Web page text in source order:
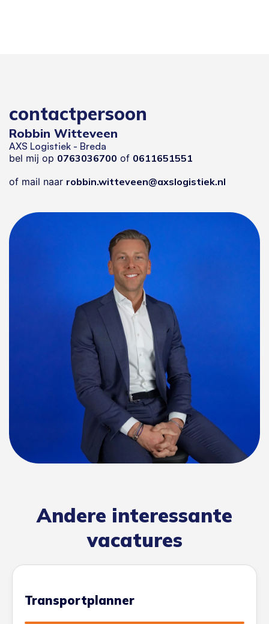
contactpersoon
Robbin Witteveen
AXS Logistiek - Breda
bel mij op 0763036700 of 0611651551
of mail naar robbin.witteveen@axslogistiek.nl
Andere interessante
vacatures
Transportplanner